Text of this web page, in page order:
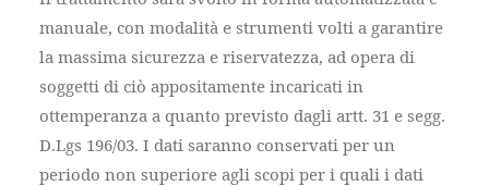
manuale, con modalità e strumenti volti a garantire
la massima sicurezza e riservatezza, ad opera di
soggetti di ciò appositamente incaricati in
ottemperanza a quanto previsto dagli artt. 31 e segg.
D.Lgs 196/03. I dati saranno conservati per un
periodo non superiore agli scopi per i quali i dati